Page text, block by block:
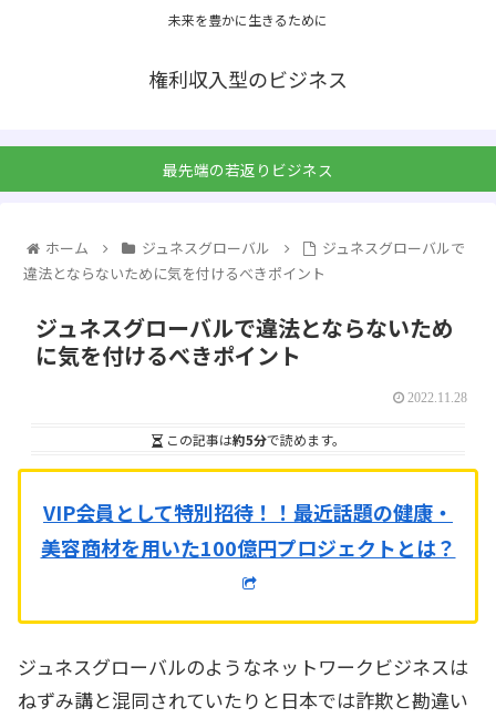
未来を豊かに生きるために
権利収入型のビジネス
最先端の若返りビジネス
ホーム ジュネスグローバル
ジュネスグローバルで
違法とならないために気を付けるべきポイント
ジュネスグローバルで違法とならないため
に気を付けるべきポイント
2022.11.28
この記事は約5分で読めます。
VIP会員として特別招待！！ 最近話題の健康・
美容商材を用いた100億円プロジェクトとは？
ジュネスグローバルのようなネットワークビジネスは
ねずみ講と混同されていたりと日本では詐欺と勘違い